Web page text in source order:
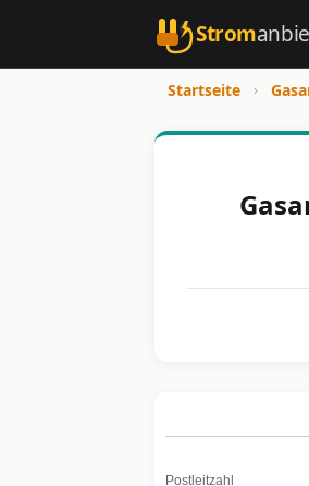
Strom
Startseite ›